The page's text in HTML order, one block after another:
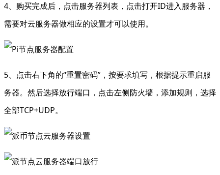
4、购买完成后，点击服务器列表，点击打开ID进入服务器，
需要对云服务器做相应的设置才可以使用。
5、点击右下角的“重置密码”，按要求填写，根据提示重启服
务器。然后选择放行端口，点击左侧防火墙，添加规则，选择
全部TCP+UDP。